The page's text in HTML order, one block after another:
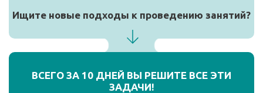
Ищите новые подходы к проведению занятий?
ВСЕГО ЗА 10 ДНЕЙ ВЫ РЕШИТЕ ВСЕ ЭТИ
ЗАДАЧИ!